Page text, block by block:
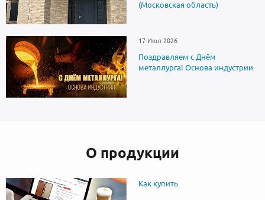
(Московская область)
17 Июл 2026
Поздравляем с Днём
металлурга! Основа индустрии
О продукции
Как купить